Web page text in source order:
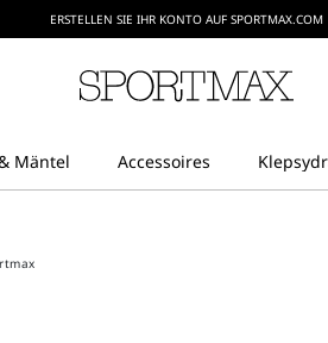
ERSTELLEN SIE IHR KONTO AUF SPORTMAX.COM